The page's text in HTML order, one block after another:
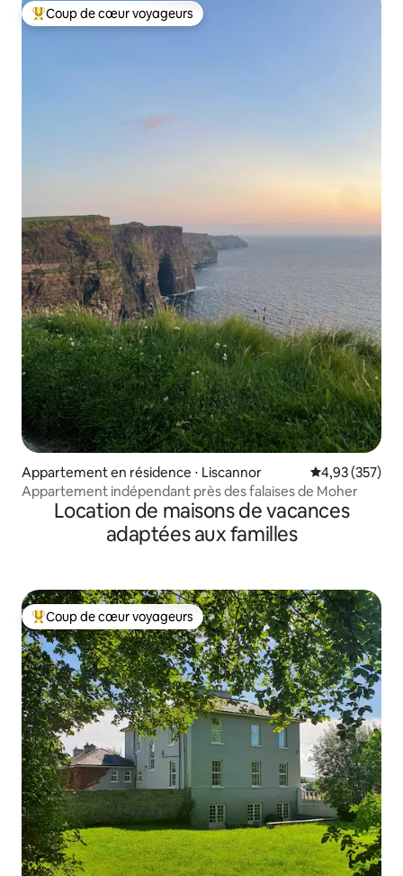
Coups de cœur voyageurs les plus appréciés
Coup de cœur voyageurs
Appartement en résidence ⋅ Liscannor Évaluation
4,93 (357)
Appartement indépendant près des falaises de Moher
Location de maisons de vacances
adaptées aux familles
Coups de cœur voyageurs les plus appréciés
Coup de cœur voyageurs